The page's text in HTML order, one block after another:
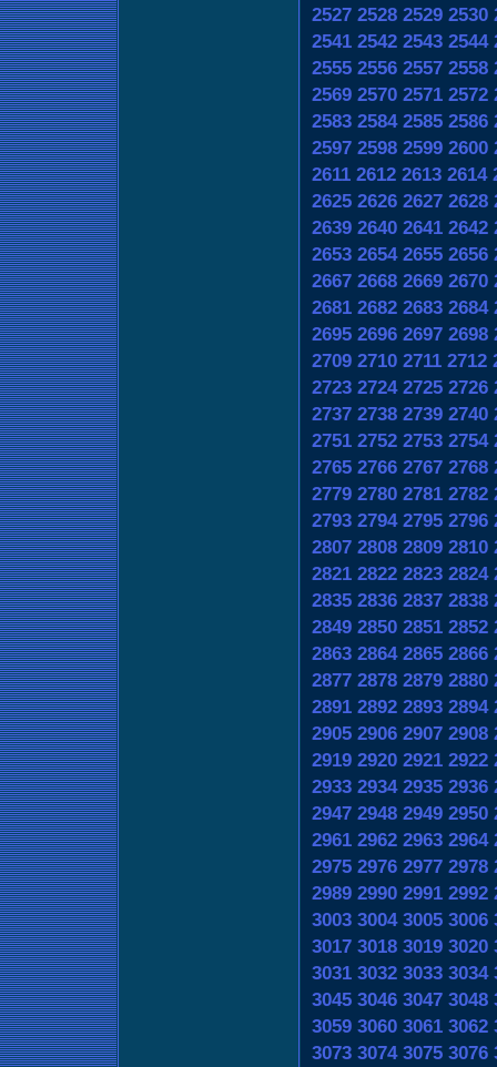
2527 2528 2529 2530
2541 2542 2543 2544
2555 2556 2557 2558
2569 2570 2571 2572
2583 2584 2585 2586
2597 2598 2599 2600
2611 2612 2613 2614
2625 2626 2627 2628
2639 2640 2641 2642
2653 2654 2655 2656
2667 2668 2669 2670
2681 2682 2683 2684
2695 2696 2697 2698
2709 2710 2711 2712
2723 2724 2725 2726
2737 2738 2739 2740
2751 2752 2753 2754
2765 2766 2767 2768
2779 2780 2781 2782
2793 2794 2795 2796
2807 2808 2809 2810
2821 2822 2823 2824
2835 2836 2837 2838
2849 2850 2851 2852
2863 2864 2865 2866
2877 2878 2879 2880
2891 2892 2893 2894
2905 2906 2907 2908
2919 2920 2921 2922
2933 2934 2935 2936
2947 2948 2949 2950
2961 2962 2963 2964
2975 2976 2977 2978
2989 2990 2991 2992
3003 3004 3005 3006
3017 3018 3019 3020
3031 3032 3033 3034
3045 3046 3047 3048
3059 3060 3061 3062
3073 3074 3075 3076